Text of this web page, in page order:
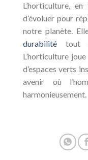
L’horticulture,
d’évoluer pour
notre planète.
durabilité tout
L’horticulture
d’espaces verts
avenir où
harmonieusement.